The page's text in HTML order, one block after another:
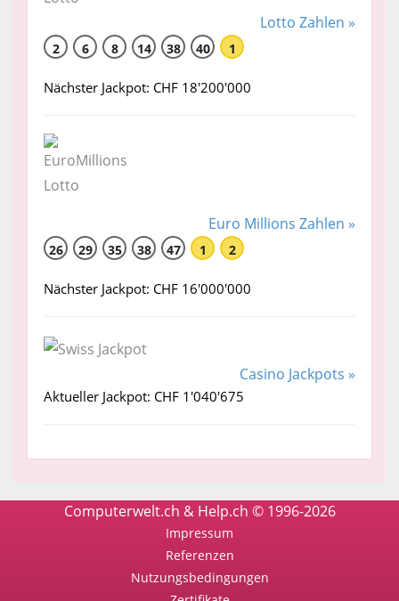
Lotto Zahlen »
2 6 8 14 38 40 1
Nächster Jackpot: CHF 18'200'000
Euro Millions Zahlen »
26 29 35 38 47 1 2
Nächster Jackpot: CHF 16'000'000
Casino Jackpots »
Aktueller Jackpot: CHF 1'040'675
Computerwelt.ch & Help.ch © 1996-2026
Impressum
Referenzen
Nutzungsbedingungen